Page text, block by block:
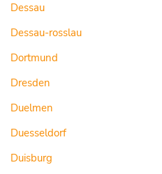
Dessau
Dessau-rosslau
Dortmund
Dresden
Duelmen
Duesseldorf
Duisburg